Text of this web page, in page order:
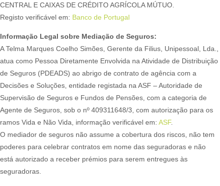
CENTRAL E CAIXAS DE CRÉDITO AGRÍCOLA MÚTUO.
Registo verificável em: Banco de Portugal
Informação Legal sobre Mediação de Seguros:
A Telma Marques Coelho Simões, Gerente da Filius, Unipessoal, Lda.,
atua como Pessoa Diretamente Envolvida na Atividade de Distribuição
de Seguros (PDEADS) ao abrigo de contrato de agência com a
Decisões e Soluções, entidade registada na ASF – Autoridade de
Supervisão de Seguros e Fundos de Pensões, com a categoria de
Agente de Seguros, sob o nº 409311648/3, com autorização para os
ramos Vida e Não Vida, informação verificável em: ASF.
O mediador de seguros não assume a cobertura dos riscos, não tem
poderes para celebrar contratos em nome das seguradoras e não
está autorizado a receber prémios para serem entregues às
seguradoras.